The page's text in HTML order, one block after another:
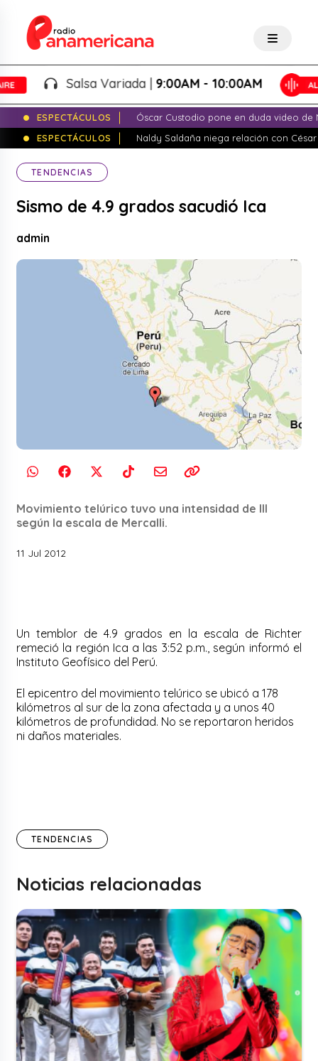
Salsa Variada |9:00AM - 10:00AM
ESPECTÁCULOS
Óscar Custodio pone en duda video de
ESPECTÁCULOS
Naldy Saldaña niega relación con
TENDENCIAS
Sismo de 4.9 grados sacudió Ica
admin
Movimiento telúrico tuvo una intensidad de III
según la escala de Mercalli.
11 Jul 2012
Un temblor de 4.9 grados en la escala de Richter
remeció la región Ica a las 3:52 p.m., según informó el
Instituto Geofísico del Perú.
El epicentro del movimiento telúrico se ubicó a 178
kilómetros al sur de la zona afectada y a unos 40
kilómetros de profundidad. No se reportaron heridos
ni daños materiales.
TENDENCIAS
Noticias relacionadas